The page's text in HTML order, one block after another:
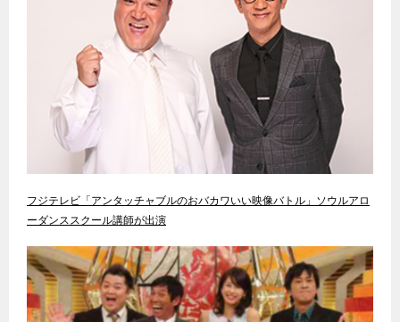
フジテレビ「アンタッチャブルのおバカワいい映像バトル」ソウルアロ
ーダンススクール講師が出演